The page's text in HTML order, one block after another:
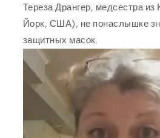
Тереза Дрангер, медсестра
Йорк, США), не понаслышке
защитных масок.